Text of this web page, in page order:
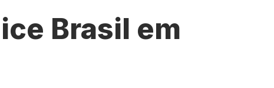
Brasil em